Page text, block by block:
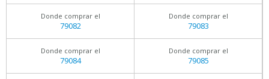
Donde comprar el
79082
Donde comprar el
79083
Donde comprar el
79084
Donde comprar el
79085